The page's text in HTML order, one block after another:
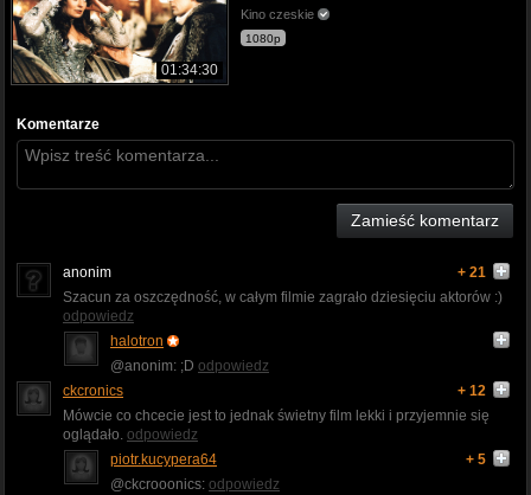
01:34:30
Kino czeskie
1080p
Komentarze
Zamieść komentarz
anonim
+ 21
Szacun za oszczędność, w całym filmie zagrało dziesięciu aktorów :)
odpowiedz
halotron
@anonim: ;D odpowiedz
ckcronics
+ 12
Mówcie co chcecie jest to jednak świetny film lekki i przyjemnie się
oglądało. odpowiedz
piotr.kucypera64
+ 5
@ckcrooonics: odpowiedz